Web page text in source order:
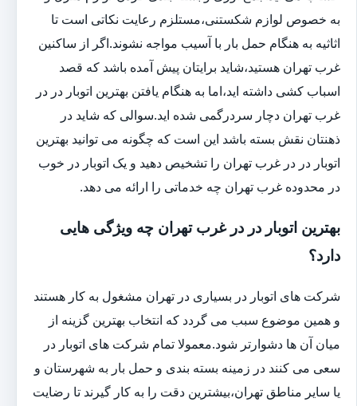
به خصوص لوازم شکستنی،مستلزم رعایت نکاتی است تا
اثاثیه به هنگام حمل بار با آسیب مواجه نشوند.اگر از ساکنین
غرب تهران هستید،شاید برایتان پیش آمده باشد که قصد
اسباب کشی داشته اید،اما به هنگام یافتن بهترین اتوبار در در
غرب تهران دچار سردرگمی شده اید.سوالی که شاید در
ذهنتان نقش بسته باشد این است که چگونه می توانید بهترین
اتوبار در در غرب تهران را تشخیص دهید و یک اتوبار در خوب
در محدوده غرب تهران چه خدماتی را ارائه می دهد.
بهترین اتوبار در در غرب تهران چه ویژگی هایی
دارد؟
شرکت های اتوبار در بسیاری در تهران مشغول به کار هستند
و همین موضوع سبب می گردد که انتخاب بهترین گزینه از
میان آن ها دشوارتر شود.معمولا تمام شرکت های اتوبار در
سعی می کنند در زمینه بسته بندی و حمل بار به شهرستان و
یا سایر مناطق تهران،بیشترین دقت را به کار گیرند تا رضایت